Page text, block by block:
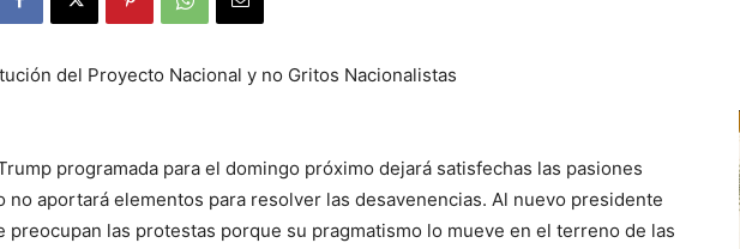
del Proyecto Nacional y no Gritos Nacionalistas
programada para el domingo próximo dejará satisfechas las pasiones
no aportará elementos para resolver las desavenencias. Al nuevo presidente
preocupan las protestas porque su pragmatismo lo mueve en el terreno de las